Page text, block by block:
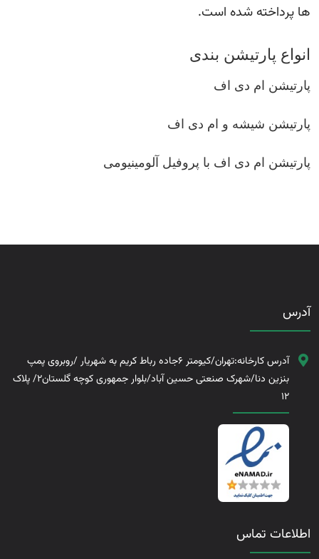
ها پرداخته شده است.
انواع پارتیشن بندی
پارتیشن ام دی اف
پارتیشن شیشه و ام دی اف
پارتیشن ام دی اف با پروفیل آلومینیومی
آدرس
آدرس کارخانه:تهران/کیومتر 6جاده رباط کریم به شهریار /روبروی پمپ
بنزین دنا/شهرک صنعتی حسین آباد/بلوار جمهوری کوچه گلستان2/ پلاک
12
اطلاعات تماس